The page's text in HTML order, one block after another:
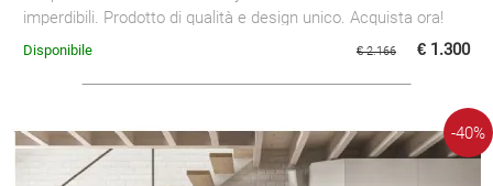
imperdibili. Prodotto di qualità e design unico. Acquista ora!
€ 2.166 € 1.300
Disponibile
-40%